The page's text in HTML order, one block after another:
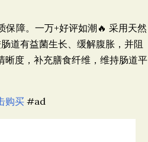
保障。一万+好评如潮🔥 采用天然
道有益菌生长、缓解腹胀，并阻
度，补充膳食纤维，维持肠道平
购买#ad